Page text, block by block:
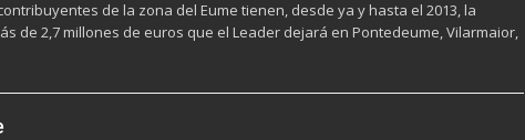
de la zona del Eume tienen, desde ya y hasta el 2013, la
de 2,7 millones de euros que el Leader dejará en Pontedeume, Vilarmaior,